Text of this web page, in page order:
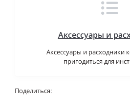
Аксессуары и
Аксессуары и расходники
пригодиться для
Поделиться: